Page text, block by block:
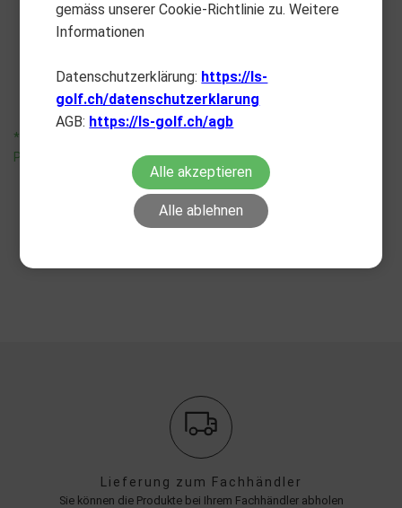
PUTTOUT
*unverbindliche
Preisempfehlung
Preisempfehlung
Lieferung zum Fachhändler
Sie können die Produkte bei Ihrem Fachhändler abholen
gemäss unserer Cookie-Richtlinie zu. Weitere
Informationen
Datenschutzerklärung: https://ls-
golf.ch/datenschutzerklarung
AGB: https://ls-golf.ch/agb
Alle akzeptieren
Alle ablehnen